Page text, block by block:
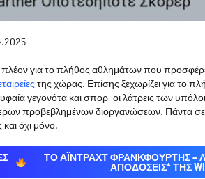
για το πλήθος αθλημάτων που
της χώρας. Επίσης ξεχωρίζει για το
γεγονότα και σπορ, οι λάτρεις των
προβεβλημένων διοργανώσεων.
όχι μόνο.
ΤΟ ΑΪΝΤΡΑΧΤ ΦΡΑΝΚΦΟΥΡΤΗΣ –
ΑΠΟΔΌΣΕΙΣ* ΤΗΣ